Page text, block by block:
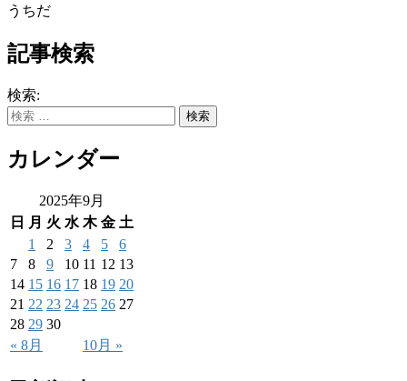
うちだ
記事検索
検索:
カレンダー
2025年9月
日
月 火 水 木 金 土
« 8月 10月 »
1 2 3 4 5
6
7
8 9 10 11 12 13
14 15 16 17 18 19 20
21 22 23 24 25 26 27
28 29 30